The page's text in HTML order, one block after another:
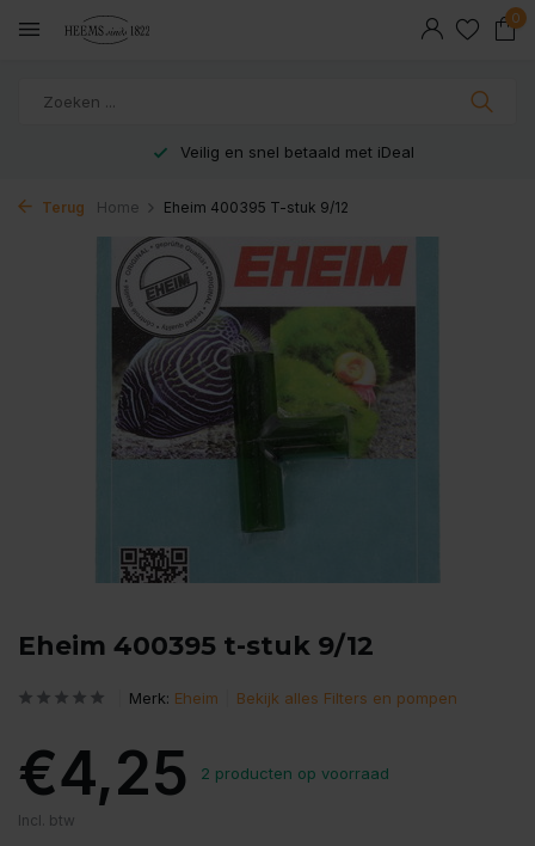
0
Veilig en snel betaald met iDeal
Terug Home Eheim 400395 T-stuk 9/12
Eheim 400395 t-stuk 9/12
Merk: Eheim Bekijk alles Filters en pompen
€4,25 2 producten op voorraad
Incl. btw